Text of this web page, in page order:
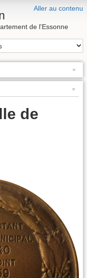
Aller au contenu
de l'Essonne
de